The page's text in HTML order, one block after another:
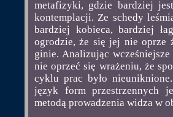
metafizyki, gdzie bardziej
kontemplacji. Ze schedy
bardziej kobieca, bardziej
ogrodzie, że się jej nie oprze
ginie. Analizując
nie oprzeć się wrażeniu, że
cyklu prac było
język form przestrzennych
metodą prowadzenia widza w